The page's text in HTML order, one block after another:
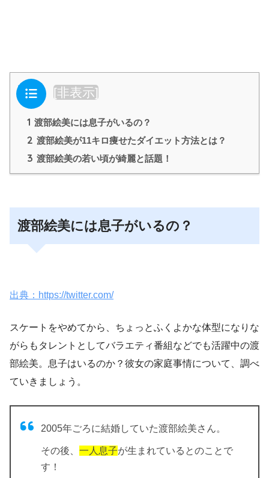
目次 [非表示]
1 渡部絵美には息子がいるの？
2 渡部絵美が11キロ痩せたダイエット方法とは？
3 渡部絵美の若い頃が綺麗と話題！
渡部絵美には息子がいるの？
出典：https://twitter.com/
スケートをやめてから、ちょっとふくよかな体型になりな
がらもタレントとしてバラエティ番組などでも活躍中の渡
部絵美。息子はいるのか？彼女の家庭事情について、調べ
ていきましょう。
2005年ごろに結婚していた渡部絵美さん。
その後、 一人息子が生まれているとのことで
す！